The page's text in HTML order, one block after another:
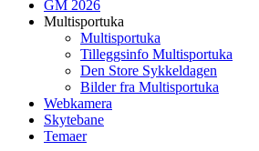
GM 2026
Multisportuka
Multisportuka
Tilleggsinfo Multisportuka
Den Store Sykkeldagen
Bilder fra Multisportuka
Webkamera
Skytebane
Temaer